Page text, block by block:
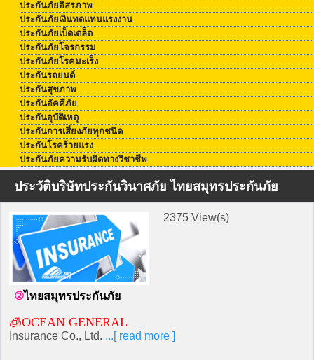
ประกันภัยอิสรภาพ
ประกันภัยเงินทดแทนแรงงาน
ประกันภัยเบ็ดเตล็ด
ประกันภัยโจรกรรม
ประกันภัยโรคมะเร็ง
ประกันรถยนต์
ประกันสุขภาพ
ประกันอัคคีภัย
ประกันอุบัติเหตุ
ประกันการเสี่ยงภัยทุกชนิด
ประกันโรคร้ายแรง
ประกันภัยความรับผิดทางวิชาชีพ
ประวัติบริษัทประกันวินาศภัย ไทยสมุทรประกันภัย
ไทยสมุทรประกันภัย
🧊Ocean General
Insurance Co., Ltd. ...[ read more ]
2375 View(s)